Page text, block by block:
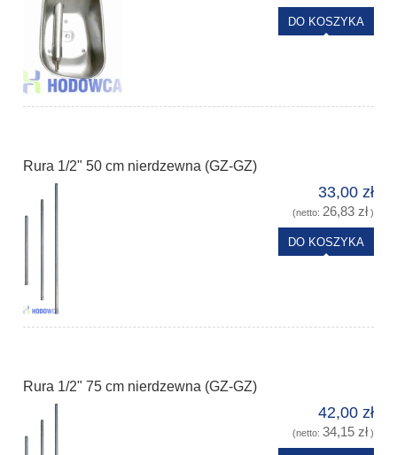
DO KOSZYKA
Rura 1/2" 50 cm nierdzewna (GZ-GZ)
33,00 zł
(netto: 26,83 zł)
DO KOSZYKA
Rura 1/2" 75 cm nierdzewna (GZ-GZ)
42,00 zł
(netto: 34,15 zł)